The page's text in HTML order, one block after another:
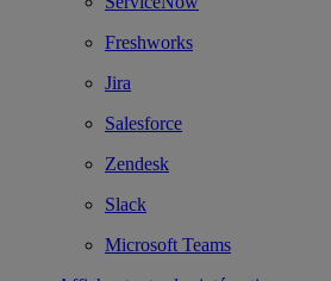
Freshworks
Jira
Salesforce
Zendesk
Slack
Microsoft Teams